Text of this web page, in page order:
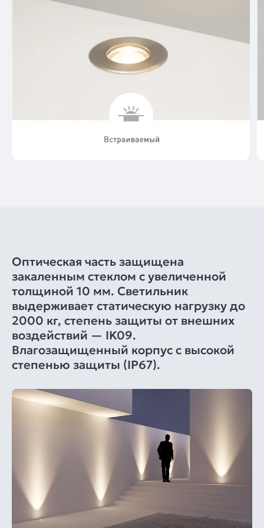
Оптическая часть защищена
закаленным стеклом с увеличенной
толщиной 10 мм. Светильник
выдерживает статическую нагрузку до
2000 кг, степень защиты от внешних
воздействий — IK09.
Влагозащищенный корпус с высокой
степенью защиты (IP67).